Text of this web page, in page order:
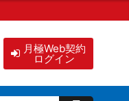
月極Web契約
ログイン